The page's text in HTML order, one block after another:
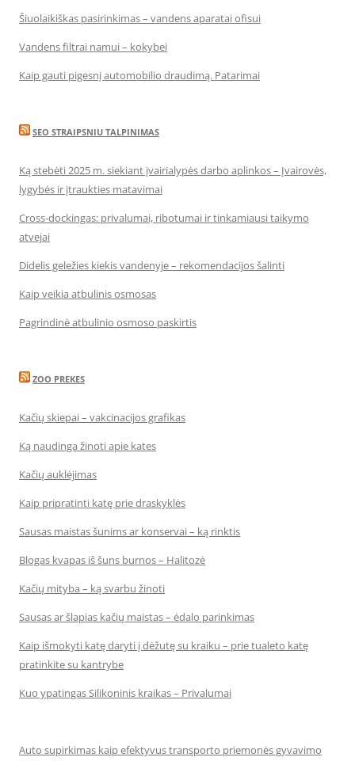
Šiuolaikiškas pasirinkimas – vandens aparatai ofisui
Vandens filtrai namui – kokybei
Kaip gauti pigesnį automobilio draudimą. Patarimai
SEO STRAIPSNIU TALPINIMAS
Ką stebėti 2025 m. siekiant įvairialypės darbo aplinkos – Įvairovės,
lygybės ir įtraukties matavimai
Cross-dockingas: privalumai, ribotumai ir tinkamiausi taikymo
atvejai
Didelis geležies kiekis vandenyje – rekomendacijos šalinti
Kaip veikia atbulinis osmosas
Pagrindinė atbulinio osmoso paskirtis
ZOO PREKES
Kačių skiepai – vakcinacijos grafikas
Ką naudinga žinoti apie kates
Kačių auklėjimas
Kaip pripratinti katę prie draskyklės
Sausas maistas šunims ar konservai – ką rinktis
Blogas kvapas iš šuns burnos – Halitozė
Kačių mityba – ką svarbu žinoti
Sausas ar šlapias kačių maistas – ėdalo parinkimas
Kaip išmokyti katę daryti į dėžutę su kraiku – prie tualeto katę
pratinkite su kantrybe
Kuo ypatingas Silikoninis kraikas – Privalumai
Auto supirkimas kaip efektyvus transporto priemonės gyvavimo